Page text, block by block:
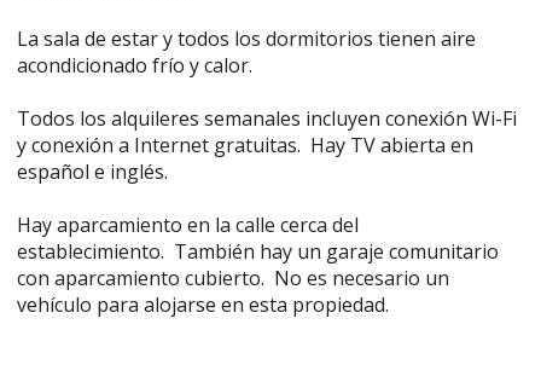
La sala de estar y todos los dormitorios tienen aire
acondicionado frío y calor.
Todos los alquileres semanales incluyen conexión Wi-Fi
y conexión a Internet gratuitas. Hay TV abierta en
español e inglés.
Hay aparcamiento en la calle cerca del
establecimiento. También hay un garaje comunitario
con aparcamiento cubierto. No es necesario un
vehículo para alojarse en esta propiedad.